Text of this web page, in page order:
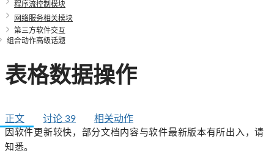
程序流控制模块
网络服务相关模块
第三方软件交互
组合动作高级话题
表格数据操作
正文 讨论 39 相关动作
因软件更新较快，部分文档内容与软件最新版本有所出入，请
知悉。